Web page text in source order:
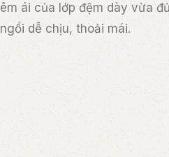
êm ái của lớp đệm dày vừa
ngồi dễ chịu, thoải mái.
Arbour Sofa– Sự Kết Hợp
Thuật và Công Năng
Được thiết kế bởi Hay,